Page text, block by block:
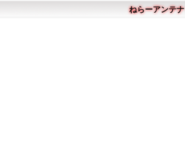
ねらーアンテナ